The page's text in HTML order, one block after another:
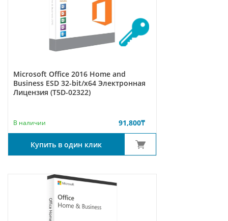
Microsoft Office 2016 Home and
Business ESD 32-bit/x64 Электронная
Лицензия (T5D-02322)
В наличии 91,800₸
Купить в один клик